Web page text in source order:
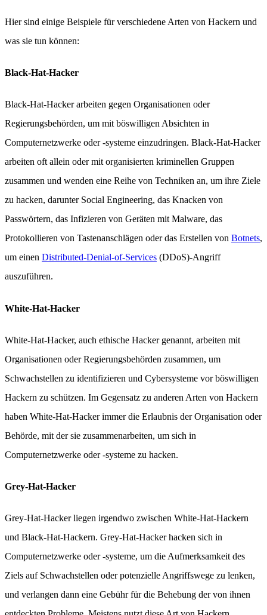
Hier sind einige Beispiele für verschiedene Arten von Hackern und
was sie tun können:
Black-Hat-Hacker
Black-Hat-Hacker arbeiten gegen Organisationen oder
Regierungsbehörden, um mit böswilligen Absichten in
Computernetzwerke oder -systeme einzudringen. Black-Hat-Hacker
arbeiten oft allein oder mit organisierten kriminellen Gruppen
zusammen und wenden eine Reihe von Techniken an, um ihre Ziele
zu hacken, darunter Social Engineering, das Knacken von
Passwörtern, das Infizieren von Geräten mit Malware, das
Protokollieren von Tastenanschlägen oder das Erstellen von Botnets,
um einen Distributed-Denial-of-Services (DDoS)-Angriff
auszuführen.
White-Hat-Hacker
White-Hat-Hacker, auch ethische Hacker genannt, arbeiten mit
Organisationen oder Regierungsbehörden zusammen, um
Schwachstellen zu identifizieren und Cybersysteme vor böswilligen
Hackern zu schützen. Im Gegensatz zu anderen Arten von Hackern
haben White-Hat-Hacker immer die Erlaubnis der Organisation oder
Behörde, mit der sie zusammenarbeiten, um sich in
Computernetzwerke oder -systeme zu hacken.
Grey-Hat-Hacker
Grey-Hat-Hacker liegen irgendwo zwischen White-Hat-Hackern
und Black-Hat-Hackern. Grey-Hat-Hacker hacken sich in
Computernetzwerke oder -systeme, um die Aufmerksamkeit des
Ziels auf Schwachstellen oder potenzielle Angriffswege zu lenken,
und verlangen dann eine Gebühr für die Behebung der von ihnen